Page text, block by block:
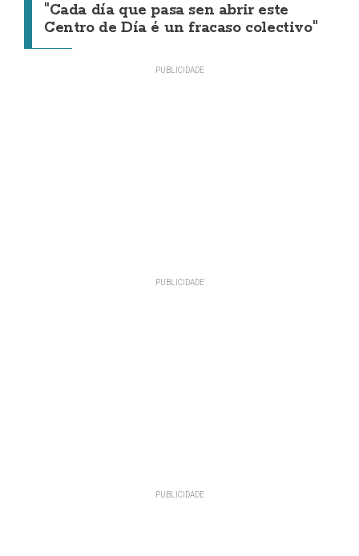
"Cada día que pasa sen abrir este
Centro de Día é un fracaso colectivo"